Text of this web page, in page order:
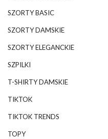
SZORTY BASIC
SZORTY DAMSKIE
SZORTY ELEGANCKIE
SZPILKI
T-SHIRTY DAMSKIE
TIKTOK
TIKTOK TRENDS
TOPY